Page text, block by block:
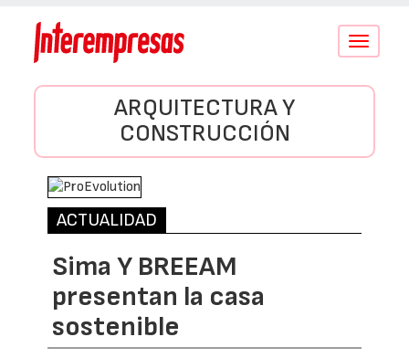
Conmutar
ARQUITECTURA Y
CONSTRUCCIÓN
ACTUALIDAD
Sima Y BREEAM
presentan la casa
sostenible